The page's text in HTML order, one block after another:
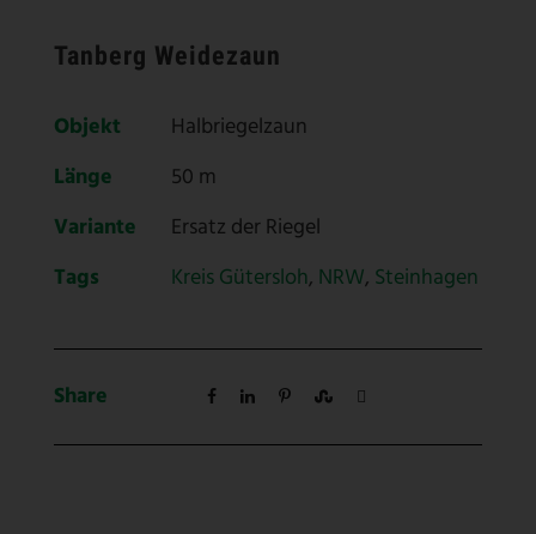
Tanberg Weidezaun
Objekt
Halbriegelzaun
Länge
50 m
Variante
Ersatz der Riegel
Tags
Kreis Gütersloh, NRW, Steinhagen
Share